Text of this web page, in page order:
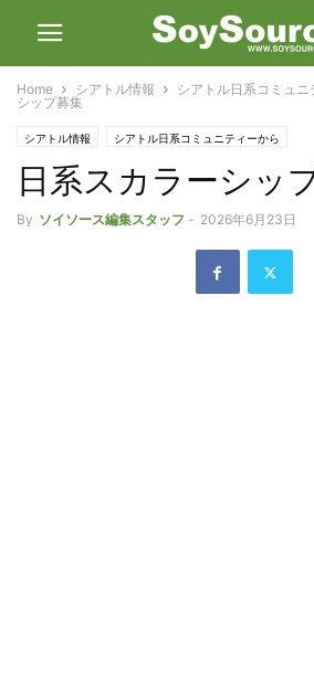
Home シアトル情報 シアトル日系コミュニ
シップ募集
シアトル情報 シアトル日系コミュニティーから
日系スカラーシッ
By ソイソース編集スタッフ - 2026年6月23日